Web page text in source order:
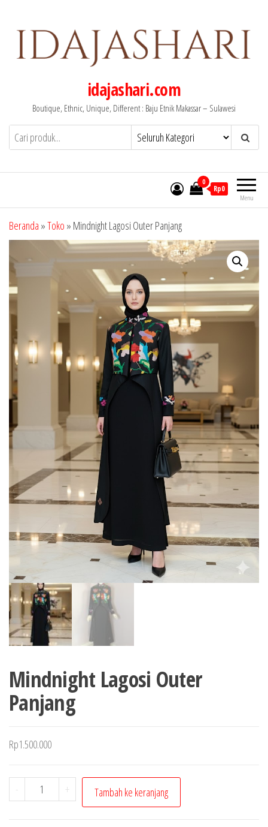
idajashari.com
Boutique, Ethnic, Unique, Different : Baju Etnik Makassar – Sulawesi
Menu
0
Rp0
Beranda »Toko » Mindnight Lagosi Outer Panjang
Mindnight Lagosi Outer
Panjang
Rp1.500.000
-
Kuantitas
Mindnight
+ Tambah ke keranjang